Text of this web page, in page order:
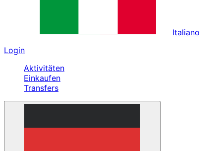
Italiano
Login
Aktivitäten
Einkaufen
Transfers